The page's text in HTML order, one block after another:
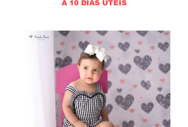
A 10 DIAS ÚTEIS